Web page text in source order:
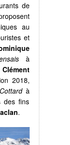
de
au
et
à
Clément
2018,
à
des fins
.